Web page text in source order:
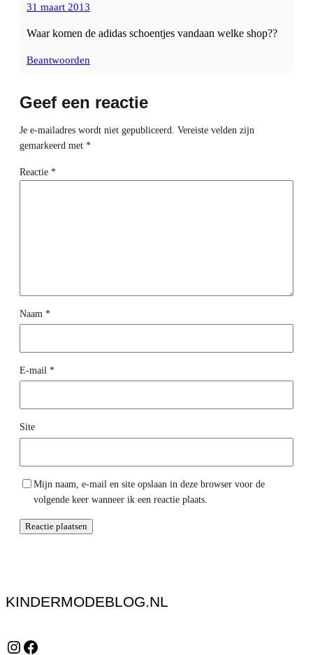
31 maart 2013
Waar komen de adidas schoentjes vandaan welke shop??
Beantwoorden
Geef een reactie
Je e-mailadres wordt niet gepubliceerd.
Vereiste velden zijn
gemarkeerd met *
Reactie *
Naam *
E-mail *
Site
Mijn naam, e-mail en site opslaan in deze browser voor de
volgende keer wanneer ik een reactie plaats.
KINDERMODEBLOG.NL
Instagram Facebook